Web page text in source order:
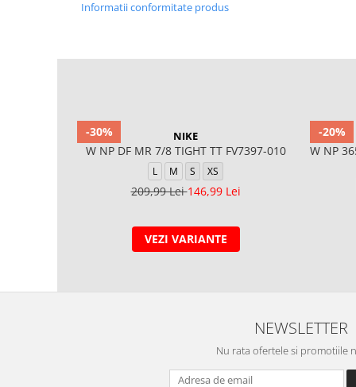
Informatii conformitate produs
-30% NIKE
W NP DF MR 7/8 TIGHT TT FV7397-010
L M S XS
209,99 Lei146,99 Lei
VEZI VARIANTE
-20%
W NP
NEWSLETTER
Nu rata ofertele si promotiile